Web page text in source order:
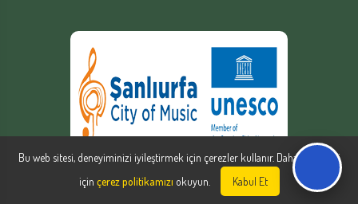
Şanlıurfa Büyükşehir Belediyesi | Yazılım Şube Müdürlüğü © Copyright
Bu web sitesi, deneyiminizi iyileştirmek için çerezler kullanır. Daha fazla bilgi
için çerez politikamızı okuyun. Kabul Et